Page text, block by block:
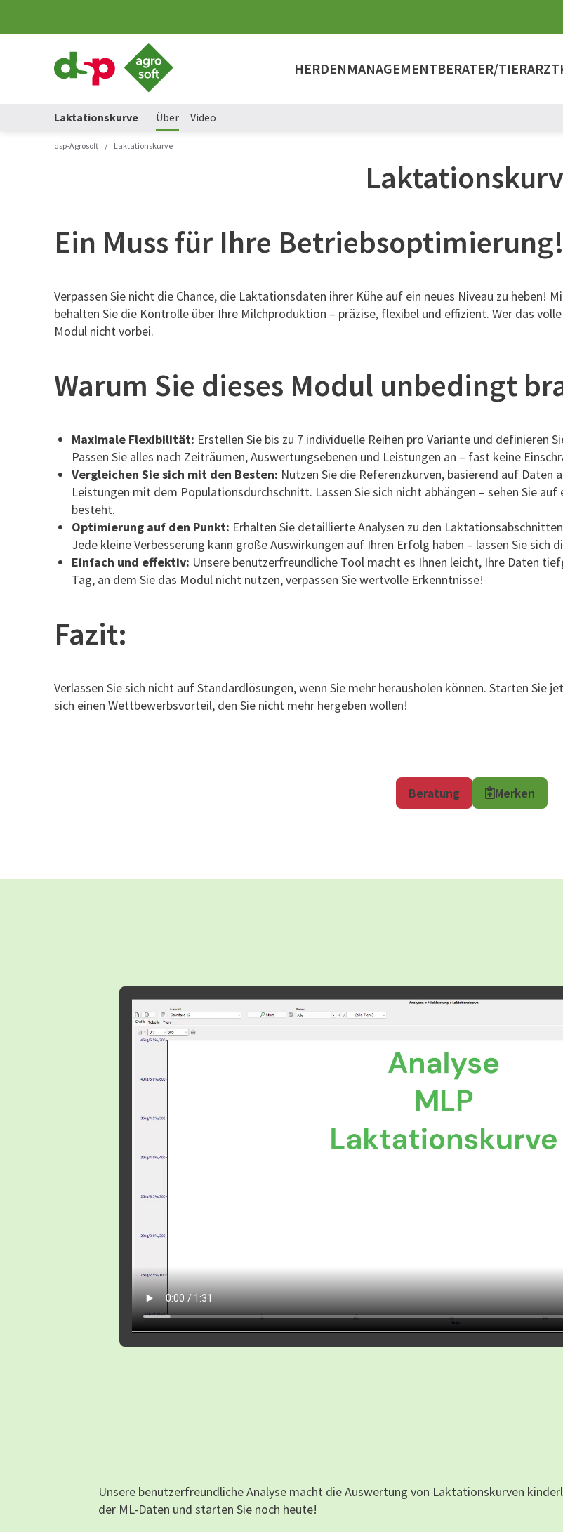
System.
HERDENMANAGEMENTBERATER/TIERARZT
Laktationskurve Über Video
dsp-Agrosoft / Laktationskurve
Ein Muss für Ihre Betriebsoptimierung!
Verpassen Sie nicht die Chance, die Laktationsdaten ihrer Kühe auf ein neues Niveau zu heben!
behalten Sie die Kontrolle über Ihre Milchproduktion – präzise, flexibel und effizient. Wer das
Modul nicht vorbei.
Warum Sie dieses Modul unbedingt
Maximale Flexibilität: Erstellen Sie bis zu 7 individuelle Reihen pro Variante und definieren
Passen Sie alles nach Zeiträumen, Auswertungsebenen und Leistungen an – fast keine
Vergleichen Sie sich mit den Besten: Nutzen Sie die Referenzkurven, basierend auf
Leistungen mit dem Populationsdurchschnitt. Lassen Sie sich nicht abhängen – sehen Sie
besteht.
Optimierung auf den Punkt: Erhalten Sie detaillierte Analysen zu den
Jede kleine Verbesserung kann große Auswirkungen auf Ihren Erfolg haben – lassen Sie sich
Einfach und effektiv: Unsere benutzerfreundliche Tool macht es Ihnen leicht, Ihre Daten
Tag, an dem Sie das Modul nicht nutzen, verpassen Sie wertvolle Erkenntnisse!
Fazit:
Verlassen Sie sich nicht auf Standardlösungen, wenn Sie mehr herausholen können. Starten
sich einen Wettbewerbsvorteil, den Sie nicht mehr hergeben wollen!
Beratung Merken
Unsere benutzerfreundliche Analyse macht die Auswertung von Laktationskurven
der ML-Daten und starten Sie noch heute!